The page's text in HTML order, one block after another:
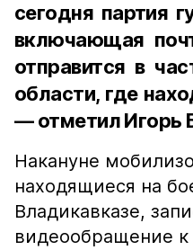
сегодня партия
включающая
отправится в
области, где
— отметил Игорь
Накануне
находящиеся на
Владикавказе,
видеообращение к